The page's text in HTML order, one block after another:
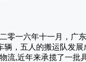
零一六年十一月，广
辆，五人的搬运队发
流,近年来承揽了一